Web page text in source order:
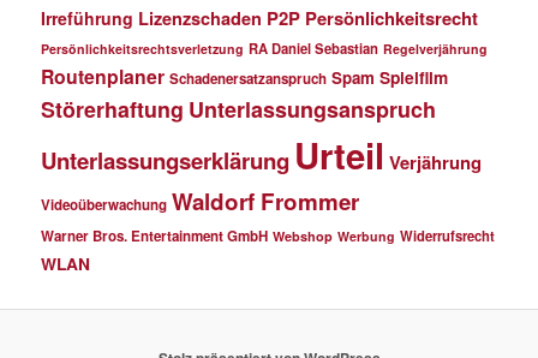
Irreführung Lizenzschaden P2P Persönlichkeitsrecht
Persönlichkeitsrechtsverletzung RA Daniel Sebastian Regelverjährung
Routenplaner Schadenersatzanspruch Spam Spielfilm
Störerhaftung Unterlassungsanspruch
Unterlassungserklärung Urteil Verjährung
Videoüberwachung Waldorf Frommer
Warner Bros. Entertainment GmbH Webshop Werbung Widerrufsrecht
WLAN